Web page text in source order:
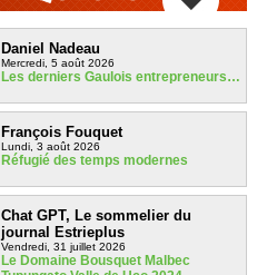
Daniel Nadeau
Mercredi, 5 août 2026
Les derniers Gaulois entrepreneurs…
François Fouquet
Lundi, 3 août 2026
Réfugié des temps modernes
Chat GPT, Le sommelier du
journal Estrieplus
Vendredi, 31 juillet 2026
Le Domaine Bousquet Malbec